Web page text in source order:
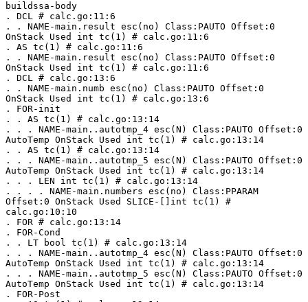
buildssa-body
. DCL # calc.go:11:6
. . NAME-main.result esc(no) Class:PAUTO Offset:0
OnStack Used int tc(1) # calc.go:11:6
. AS tc(1) # calc.go:11:6
. . NAME-main.result esc(no) Class:PAUTO Offset:0
OnStack Used int tc(1) # calc.go:11:6
. DCL # calc.go:13:6
. . NAME-main.numb esc(no) Class:PAUTO Offset:0
OnStack Used int tc(1) # calc.go:13:6
. FOR-init
. . AS tc(1) # calc.go:13:14
. . . NAME-main..autotmp_4 esc(N) Class:PAUTO Offset:0
AutoTemp OnStack Used int tc(1) # calc.go:13:14
. . AS tc(1) # calc.go:13:14
. . . NAME-main..autotmp_5 esc(N) Class:PAUTO Offset:0
AutoTemp OnStack Used int tc(1) # calc.go:13:14
. . . LEN int tc(1) # calc.go:13:14
. . . . NAME-main.numbers esc(no) Class:PPARAM
Offset:0 OnStack Used SLICE-[]int tc(1) #
calc.go:10:10
. FOR # calc.go:13:14
. FOR-Cond
. . LT bool tc(1) # calc.go:13:14
. . . NAME-main..autotmp_4 esc(N) Class:PAUTO Offset:0
AutoTemp OnStack Used int tc(1) # calc.go:13:14
. . . NAME-main..autotmp_5 esc(N) Class:PAUTO Offset:0
AutoTemp OnStack Used int tc(1) # calc.go:13:14
. FOR-Post